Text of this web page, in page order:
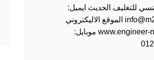
للتغليف الحديث ايميل:
info@m2pack.com الموقع الاليكتروني
www.engineer-mansy.com موبايل: